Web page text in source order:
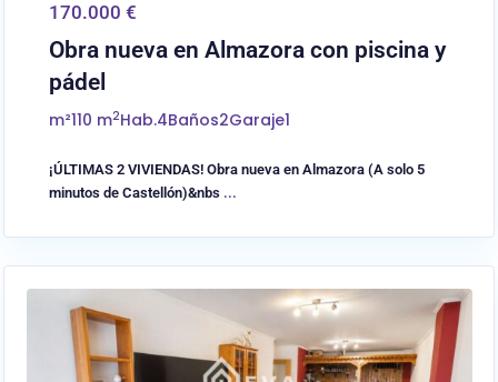
170.000 €
Obra nueva en Almazora con piscina y
pádel
m²110 m2Hab.4Baños2Garaje1
¡ÚLTIMAS 2 VIVIENDAS! Obra nueva en Almazora (A solo 5
minutos de Castellón)&nbs ...
Almassora/Almazora